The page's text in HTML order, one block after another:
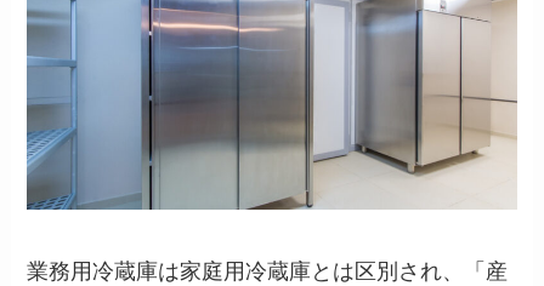
業務用冷蔵庫は家庭用冷蔵庫とは区別され、「産